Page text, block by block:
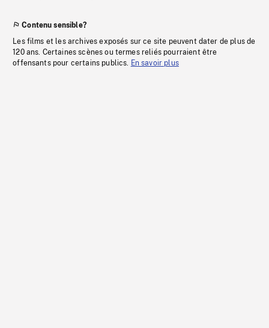
Contenu sensible?
Les films et les archives exposés sur ce site peuvent dater de plus de
120 ans. Certaines scènes ou termes reliés pourraient être
offensants pour certains publics. En savoir plus